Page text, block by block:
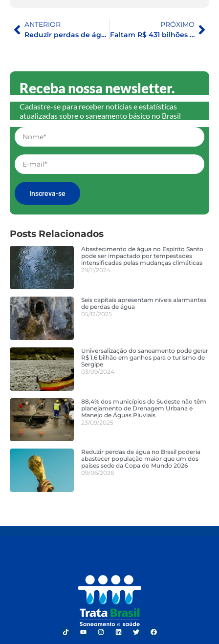
ANTERIOR
Reduzir perdas de água no Brasil poderia abastecer população maior que um dos países sede da Copa do Mundo 2026
PRÓXIMO
Faltam R$ 431 bilhões para o Brasil alcançar a universalização do saneamento até 2033
Receba nossa newsletter.
Cadastre-se para receber notícias e estatísticas
atualizadas sobre o saneamento básico no Brasil
Inscreva-se
Posts Relacionados
Abastecimento de água no Espírito Santo
pode ser impactado por tempestades
intensificadas pelas mudanças climáticas
29/11/2024
Seis capitais apresentam níveis alarmantes
de perdas de água
05/12/2025
Universalização do saneamento pode gerar
R$ 1,6 bilhão em ganhos para o turismo de
Sergipe
03/09/2024
88,4% dos municípios do Sudeste não têm
planejamento de Drenagem Urbana e
Manejo de Águas Pluviais
23/09/2025
Reduzir perdas de água no Brasil poderia
abastecer população maior que um dos
países sede da Copa do Mundo 2026
09/06/2026